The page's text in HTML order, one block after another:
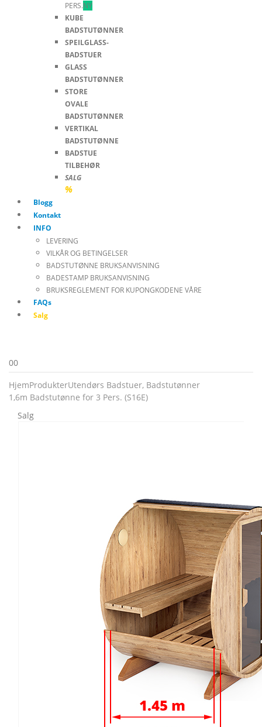
PERS.NY
KUBE
BADSTUTØNNER
SPEILGLASS-
BADSTUER
GLASS
BADSTUTØNNER
STORE
OVALE
BADSTUTØNNER
VERTIKAL
BADSTUTØNNE
BADSTUE
TILBEHØR
SALG
%
Blogg
Kontakt
INFO
LEVERING
VILKÅR OG BETINGELSER
BADSTUTØNNE BRUKSANVISNING
BADESTAMP BRUKSANVISNING
BRUKSREGLEMENT FOR KUPONGKODENE VÅRE
FAQs
Salg
00
HjemProdukterUtendørs Badstuer, Badstutønner
1,6m Badstutønne for 3 Pers. (S16E)
Salg